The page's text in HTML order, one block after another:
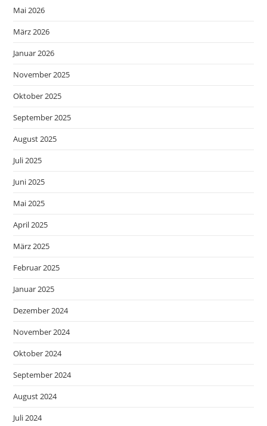
Mai 2026
März 2026
Januar 2026
November 2025
Oktober 2025
September 2025
August 2025
Juli 2025
Juni 2025
Mai 2025
April 2025
März 2025
Februar 2025
Januar 2025
Dezember 2024
November 2024
Oktober 2024
September 2024
August 2024
Juli 2024